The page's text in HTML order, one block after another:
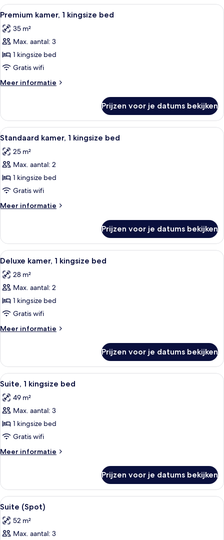
kingsize
Alle
foto's
voor
Premium
kamer,
1
kingsize
bed
Een hotelkamer met een groot bed,
12
Premium kamer, 1 kingsize bed
35 m²
Max. aantal: 3
1 kingsize bed
Gratis wifi
Meer informatie
Meer
kamer,
kingsize
Prijzen voor je datums bekijken
Alle
foto's
voor
Standaard
kamer,
1
kingsize
bed
Een hotelkamer met een groot bed,
9
Standaard kamer, 1 kingsize bed
25 m²
Max. aantal: 2
1 kingsize bed
Gratis wifi
Meer informatie
Meer
kamer,
kingsize
Prijzen voor je datums bekijken
Alle
foto's
voor
Deluxe
kamer,
1
kingsize
bed
Een hotelkamer met een groot
10
Deluxe kamer, 1 kingsize bed
28 m²
Max. aantal: 2
1 kingsize bed
Gratis wifi
Meer informatie
Meer
kamer,
kingsize
Prijzen voor je datums bekijken
Alle
foto's
voor
Suite,
1
kingsize
bed
laden
Een moderne woonkamer met een
17
Suite, 1 kingsize bed
49 m²
Max. aantal: 3
1 kingsize bed
Gratis wifi
Meer informatie
Meer
1
kingsize
bed
Prijzen voor je datums bekijken
Alle
foto's
voor
Suite
Een moderne hotelkamer met een
10
Suite (Spot)
52 m²
Max. aantal: 3